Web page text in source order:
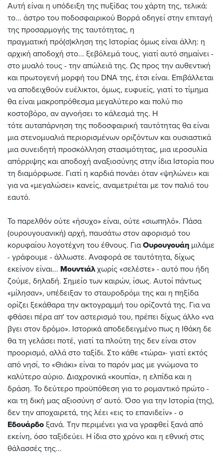
Αυτή είναι η υπόδειξη της πυξίδας του χάρτη της, τελικά:
το... άστρο του ποδοσφαιρικού Βορρά οδηγεί στην επιταγή
της προσαρμογής της ταυτότητας, η
πραγματική πρό(σ)κληση της Ιστορίας όμως είναι άλλη: η
αρχική αποδοχή στο... ξεβόλεμά τους, γιατί αυτό σημαίνει -
στο μυαλό τους - την απώλειά της. Ως προς την αυθεντική
και πρωτογενή μορφή του DNA της, έτσι είναι. Επιβάλλεται
να αποδειχθούν ευέλικτοι, όμως, ευφυείς, γιατί το τίμημα
θα είναι μακροπρόθεσμα μεγαλύτερο και πολύ πιο
κοστοβόρο, αν αγνοήσει το κάλεσμά της. Η
τότε αυταπάρνηση της ποδοσφαιρική ταυτότητας θα είναι
μια στενομυαλιά περιορισμένων οριζόντων και ουσιαστικά
μια συνειδητή προσκόλληση στασιμότητας, μια ιεροσυλία
απόρριψης και αποδοχή αναξιοσύνης στην ίδια Ιστορία που
τη διαμόρφωσε. Γιατί η καρδιά πονάει όταν «ψηλώνει» και
για να «μεγαλώσει» κανείς, αναμετριέται με τον παλιό του
εαυτό.
Το παρελθόν ούτε «ήσυχο» είναι, ούτε «σιωπηλό». Πάσα
(ουρουγουανική) αρχή, παυσάτω στον αφορισμό του
κορυφαίου λογοτέχνη του έθνους. Για Ουρουγουάη μιλάμε
- γράφουμε - άλλωστε. Αναφορά σε ταυτότητα, δίχως
εκείνον είναι... Μουντιάλχωρίς «σελέστε» - αυτό που ήδη
ζούμε, δηλαδή. Σημείο των καιρών, ίσως. Αυτοί πάντως
«μίλησαν», υπέδειξαν το σταυροδρόμι της και η πηξίδα
ορίζει ξεκάθαρα την ακτογραμμή του ορίζοντά της. Για να
φθάσει πέρα απ' τον αστερισμό του, πρέπει δίχως άλλο «να
βγει στον δρόμο». Ιστορικά αποδεδειγμένο πως η Ιθάκη δε
θα τη γελάσει ποτέ, γιατί τα πλούτη της δεν είναι στον
προορισμό, αλλά στο ταξίδι. Στο κάθε «τώρα»∙ γιατί εκτός
από νησί, το «Θιάκι» είναι το παρόν μας με γνώμονα το
καλύτερο αύριο. Διαχρονικά «κουπία», η ελπίδα και η
δράση. Το δεύτερο προϋπόθεση για το ρομαντικό πρώτο -
και τη δική μας αξιοσύνη σ' αυτό. Όσο για την Ιστορία (της),
δεν την αποχαιρετά, της λέει «εις το επανιδείν» - ο
Εδουάρδο ξανά. Την περιμένει για να γραφθεί ξανά από
εκείνη, όσο ταξιδεύει. Η ίδια στο χρόνο και η εθνική στις
θάλασσές της...